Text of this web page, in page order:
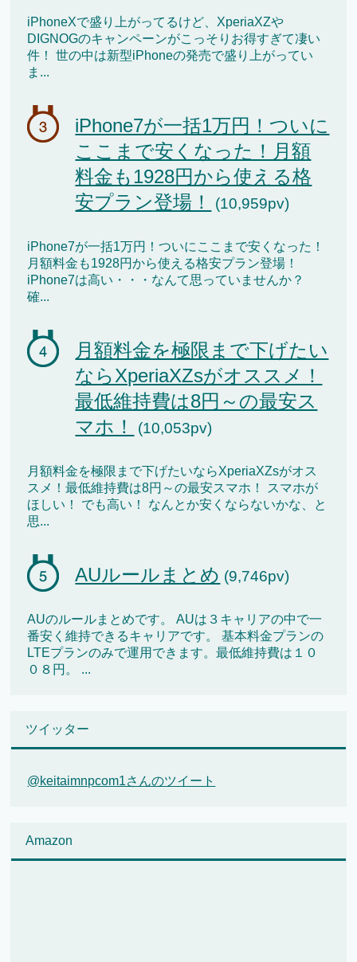
iPhoneXで盛り上がってるけど、XperiaXZや
DIGNOGのキャンペーンがこっそりお得すぎて凄い
件！ 世の中は新型iPhoneの発売で盛り上がってい
ま...
iPhone7が一括1万円！ついに
ここまで安くなった！月額
料金も1928円から使える格
安プラン登場！
(10,959pv)
iPhone7が一括1万円！ついにここまで安くなった！
月額料金も1928円から使える格安プラン登場！
iPhone7は高い・・・なんて思っていませんか？
確...
月額料金を極限まで下げたい
ならXperiaXZsがオススメ！
最低維持費は8円～の最安ス
マホ！
(10,053pv)
月額料金を極限まで下げたいならXperiaXZsがオス
スメ！最低維持費は8円～の最安スマホ！ スマホが
ほしい！ でも高い！ なんとか安くならないかな、と
思...
AUルールまとめ (9,746pv)
AUのルールまとめです。 AUは３キャリアの中で一
番安く維持できるキャリアです。 基本料金プランの
LTEプランのみで運用できます。最低維持費は１０
０８円。 ...
ツイッター
@keitaimnpcom1さんのツイート
Amazon